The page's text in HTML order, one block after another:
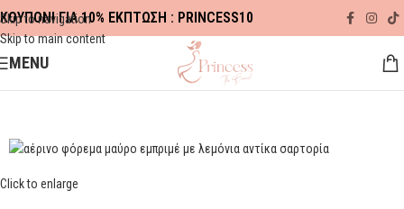
Skip to navigation
Skip to main content
ΚΟΥΠΟΝΙ ΓΙΑ 10% ΕΚΠΤΩΣΗ : PRINCESS10
MENU
SPRING-SUMMER
Click to enlarge